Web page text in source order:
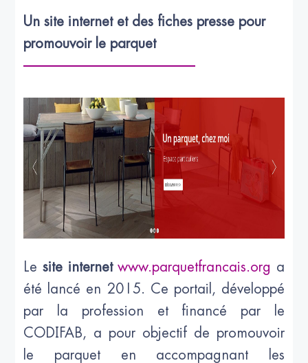
Un site internet et des fiches presse pour
promouvoir le parquet
Le site internetwww.parquetfrancais.org a
été lancé en 2015. Ce portail, développé
par la profession et financé par le
CODIFAB, a pour objectif de promouvoir
le parquet en accompagnant les